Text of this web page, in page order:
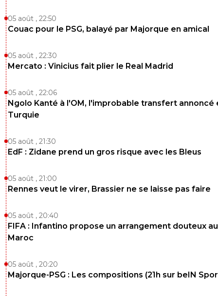
05 août , 22:50
Couac pour le PSG, balayé par Majorque en amical
05 août , 22:30
Mercato : Vinicius fait plier le Real Madrid
05 août , 22:06
Ngolo Kanté à l'OM, l'improbable transfert annoncé
Turquie
05 août , 21:30
EdF : Zidane prend un gros risque avec les Bleus
05 août , 21:00
Rennes veut le virer, Brassier ne se laisse pas faire
05 août , 20:40
FIFA : Infantino propose un arrangement douteux au
Maroc
05 août , 20:20
Majorque-PSG : Les compositions (21h sur beIN